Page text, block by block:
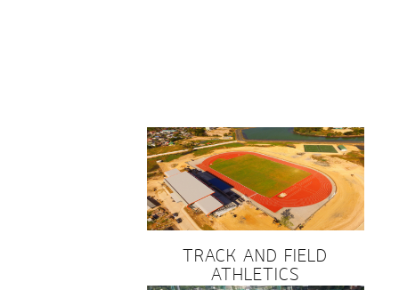
TRACK AND FIELD
ATHLETICS